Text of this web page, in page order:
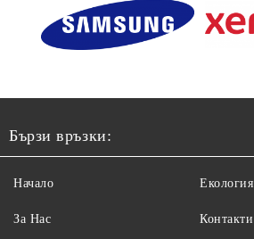
Бързи връзки:
Начало
За Нас
Екология
Контакти